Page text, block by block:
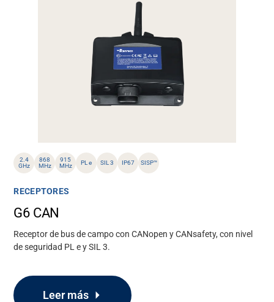
2.4
GHz
868
MHz
915
MHz
PL e SIL 3 IP67 SISP™
RECEPTORES
G6 CAN
Receptor de bus de campo con CANopen y CANsafety, con nivel
de seguridad PL e y SIL 3.
Leer más